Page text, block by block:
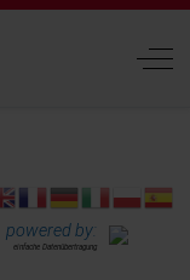
Off-
powered by:
einfache Datenübertragung